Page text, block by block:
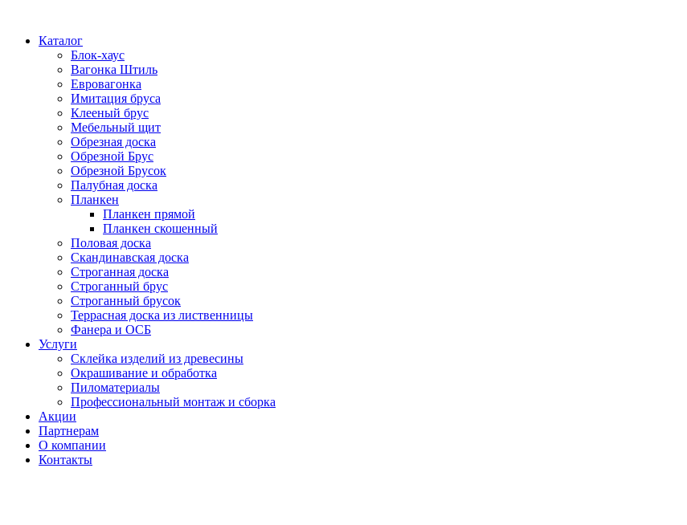
Каталог
Блок-хаус
Вагонка Штиль
Евровагонка
Имитация бруса
Клееный брус
Мебельный щит
Обрезная доска
Обрезной Брус
Обрезной Брусок
Палубная доска
Планкен
Планкен прямой
Планкен скошенный
Половая доска
Скандинавская доска
Строганная доска
Строганный брус
Строганный брусок
Террасная доска из лиственницы
Фанера и ОСБ
Услуги
Склейка изделий из древесины
Окрашивание и обработка
Пиломатериалы
Профессиональный монтаж и сборка
Акции
Партнерам
О компании
Контакты